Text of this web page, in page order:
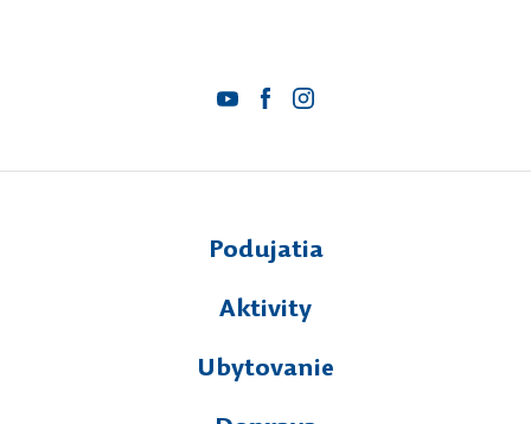
Podujatia
Aktivity
Ubytovanie